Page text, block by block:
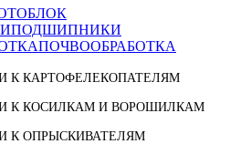
ПОДШИПНИКИ
ПОЧВООБРАБОТКА
К КАРТОФЕЛЕКОПАТЕЛЯМ
К КОСИЛКАМ И ВОРОШИЛКАМ
К ОПРЫСКИВАТЕЛЯМ